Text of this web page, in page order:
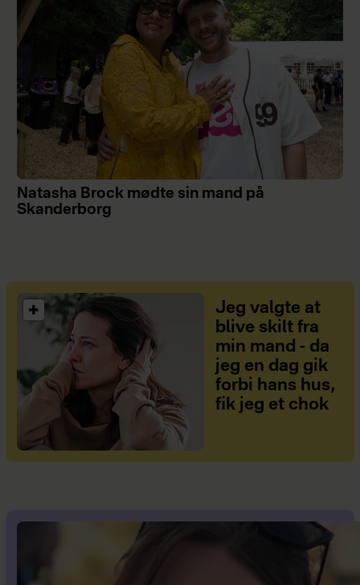
Natasha Brock mødte sin mand på
Skanderborg
Jeg valgte at
blive skilt fra
min mand - da
jeg en dag gik
forbi hans hus,
fik jeg et chok